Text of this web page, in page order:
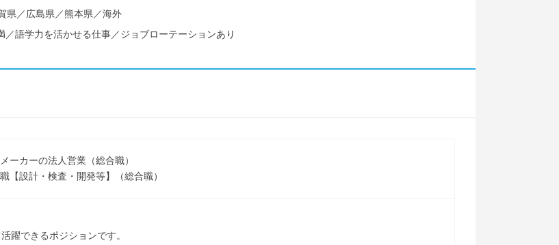
県／広島県／熊本県／海外
語学力を活かせる仕事／ジョブローテーションあり
ーカーの法人営業（総合職）
【設計・検査・開発等】（総合職）
躍できるポジションです。